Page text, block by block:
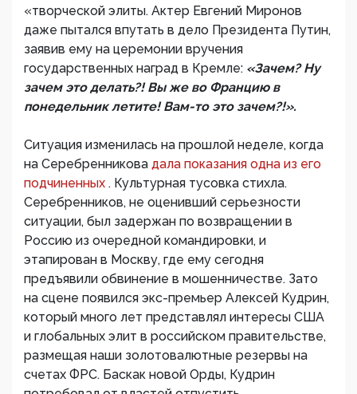
«творческой элиты. Актер Евгений Миронов
даже пытался впутать в дело Президента Путин,
заявив ему на церемонии вручения
государственных наград в Кремле: «Зачем? Ну
зачем это делать?! Вы же во Францию в
понедельник летите! Вам-то это зачем?!».
Ситуация изменилась на прошлой неделе, когда
на Серебренникова дала показания одна из его
подчиненных . Культурная тусовка стихла.
Серебренников, не оценивший серьезности
ситуации, был задержан по возвращении в
Россию из очередной командировки, и
этапирован в Москву, где ему сегодня
предъявили обвинение в мошенничестве. Зато
на сцене появился экс-премьер Алексей Кудрин,
который много лет представлял интересы США
и глобальных элит в российском правительстве,
размещая наши золотовалютные резервы на
счетах ФРС. Баскак новой Орды, Кудрин